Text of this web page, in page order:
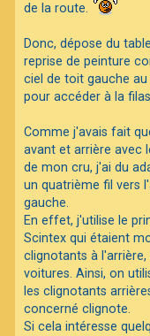
de la route.
Donc, dépose du
reprise de peinture
ciel de toit gauche
pour accéder à la
Comme j'avais fait
avant et arrière avec
de mon cru, j'ai du
un quatrième fil vers
gauche.
En effet, j'utilise le
Scintex qui étaient
clignotants à
voitures. Ainsi, on
les clignotants
concerné clignote.
Si cela intéresse